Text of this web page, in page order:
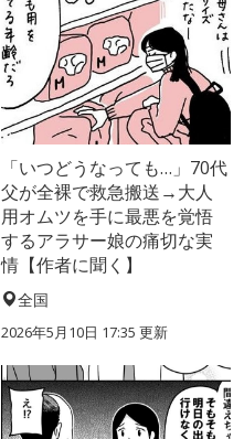
「いつどうなっても…」70代
父が全裸で救急搬送→大人
用オムツを手に最悪を覚悟
するアラサー娘の痛切な実
情【作者に聞く】
全国
2026年5月10日 17:35 更新